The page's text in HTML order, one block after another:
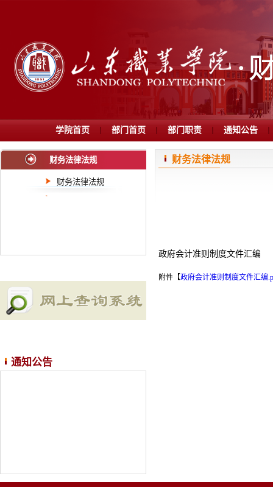
学院首页 部门首页 部门职责 通知公告
财务法律法规
财务法律法规
通知公告
财务法律法规
政府会计准则制度文件汇编
附件【政府会计准则制度文件汇编